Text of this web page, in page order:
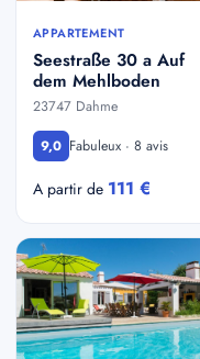
APPARTEMENT
Seestraße 30 a Auf
dem Mehlboden
23747 Dahme
9,0 Fabuleux · 8 avis
A partir de 111 €